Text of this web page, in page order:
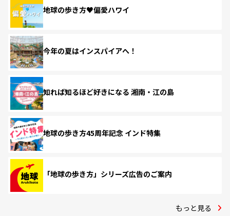
地球の歩き方♥偏愛ハワイ
今年の夏はインスパイアへ！
知れば知るほど好きになる 湘南・江の島
地球の歩き方45周年記念 インド特集
「地球の歩き方」シリーズ広告のご案内
もっと見る